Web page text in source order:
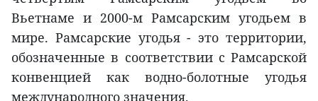
Вьетнаме и 2000-м Рамсарским угодьем в
мире. Рамсарские угодья - это территории,
обозначенные в соответствии с Рамсарской
конвенцией как водно-болотные угодья
международного значения.